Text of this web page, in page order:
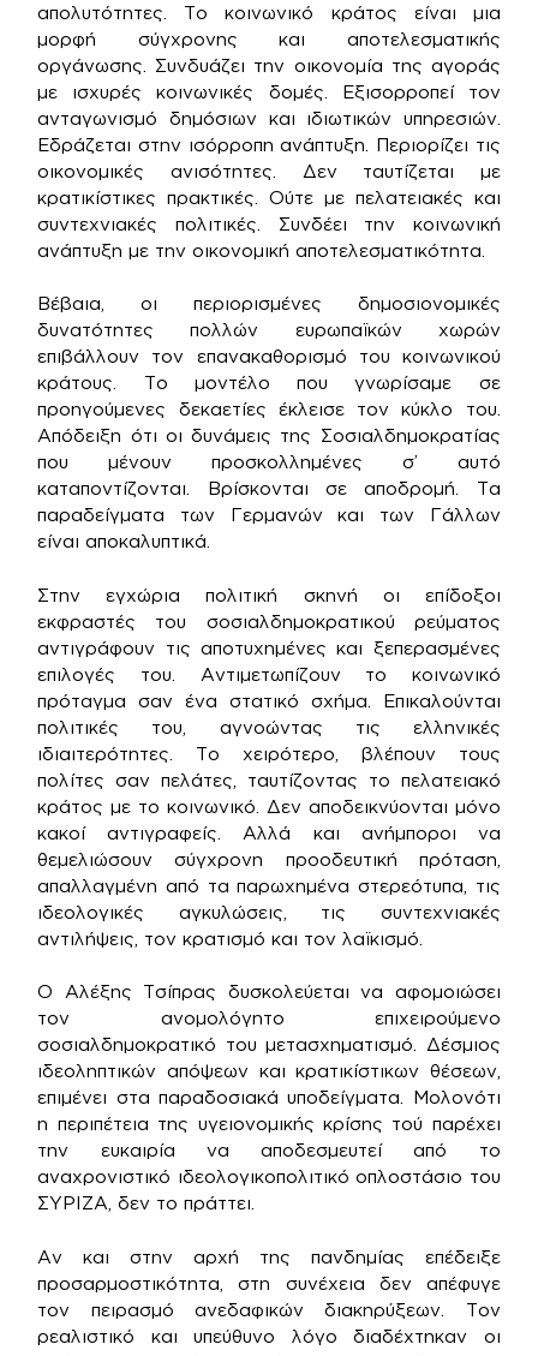
απολυτότητες. Το κοινωνικό κράτος είναι μια
μορφή σύγχρονης και αποτελεσματικής
οργάνωσης. Συνδυάζει την οικονομία της αγοράς
με ισχυρές κοινωνικές δομές. Εξισορροπεί τον
ανταγωνισμό δημόσιων και ιδιωτικών υπηρεσιών.
Εδράζεται στην ισόρροπη ανάπτυξη. Περιορίζει τις
οικονομικές ανισότητες. Δεν ταυτίζεται με
κρατικίστικες πρακτικές. Ούτε με πελατειακές και
συντεχνιακές πολιτικές. Συνδέει την κοινωνική
ανάπτυξη με την οικονομική αποτελεσματικότητα.
Βέβαια, οι περιορισμένες δημοσιονομικές
δυνατότητες πολλών ευρωπαϊκών χωρών
επιβάλλουν τον επανακαθορισμό του κοινωνικού
κράτους. Το μοντέλο που γνωρίσαμε σε
προηγούμενες δεκαετίες έκλεισε τον κύκλο του.
Απόδειξη ότι οι δυνάμεις της Σοσιαλδημοκρατίας
που μένουν προσκολλημένες σ’ αυτό
καταποντίζονται. Βρίσκονται σε αποδρομή. Τα
παραδείγματα των Γερμανών και των Γάλλων
είναι αποκαλυπτικά.
Στην εγχώρια πολιτική σκηνή οι επίδοξοι
εκφραστές του σοσιαλδημοκρατικού ρεύματος
αντιγράφουν τις αποτυχημένες και ξεπερασμένες
επιλογές του. Αντιμετωπίζουν το κοινωνικό
πρόταγμα σαν ένα στατικό σχήμα. Επικαλούνται
πολιτικές του, αγνοώντας τις ελληνικές
ιδιαιτερότητες. Το χειρότερο, βλέπουν τους
πολίτες σαν πελάτες, ταυτίζοντας το πελατειακό
κράτος με το κοινωνικό. Δεν αποδεικνύονται μόνο
κακοί αντιγραφείς. Αλλά και ανήμποροι να
θεμελιώσουν σύγχρονη προοδευτική πρόταση,
απαλλαγμένη από τα παρωχημένα στερεότυπα, τις
ιδεολογικές αγκυλώσεις, τις συντεχνιακές
αντιλήψεις, τον κρατισμό και τον λαϊκισμό.
Ο Αλέξης Τσίπρας δυσκολεύεται να αφομοιώσει
τον ανομολόγητο επιχειρούμενο
σοσιαλδημοκρατικό του μετασχηματισμό. Δέσμιος
ιδεοληπτικών απόψεων και κρατικίστικων θέσεων,
επιμένει στα παραδοσιακά υποδείγματα. Μολονότι
η περιπέτεια της υγειονομικής κρίσης τού παρέχει
την ευκαιρία να αποδεσμευτεί από το
αναχρονιστικό ιδεολογικοπολιτικό οπλοστάσιο του
ΣΥΡΙΖΑ, δεν το πράττει.
Αν και στην αρχή της πανδημίας επέδειξε
προσαρμοστικότητα, στη συνέχεια δεν απέφυγε
τον πειρασμό ανεδαφικών διακηρύξεων. Τον
ρεαλιστικό και υπεύθυνο λόγο διαδέχτηκαν οι